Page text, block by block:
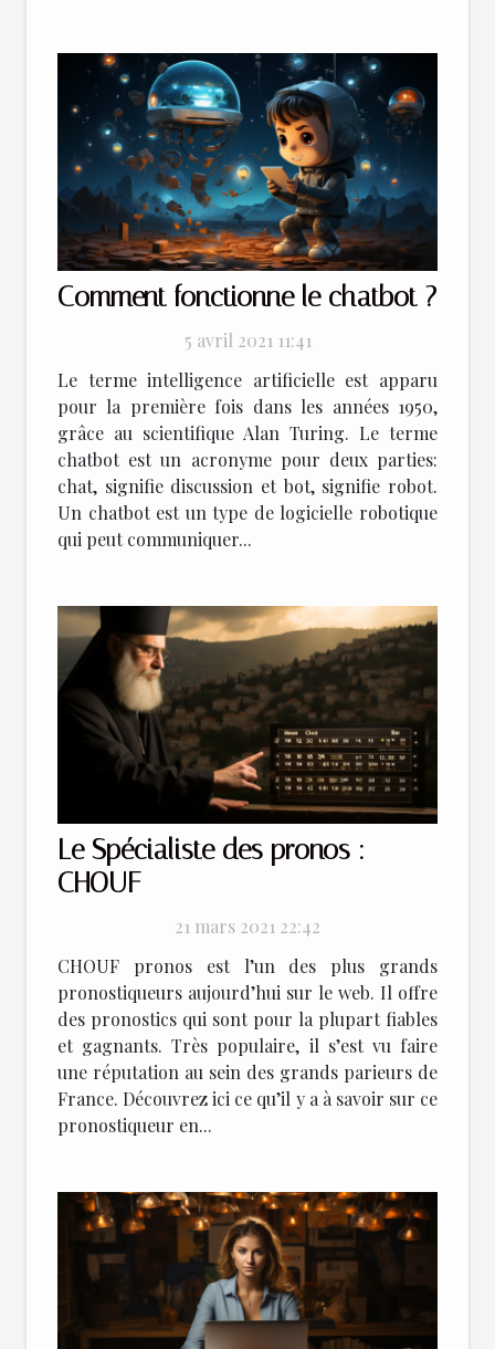
Comment fonctionne le chatbot ?
5 avril 2021 11:41
Le terme intelligence artificielle est apparu
pour la première fois dans les années 1950,
grâce au scientifique Alan Turing. Le terme
chatbot est un acronyme pour deux parties:
chat, signifie discussion et bot, signifie robot.
Un chatbot est un type de logicielle robotique
qui peut communiquer...
Le Spécialiste des pronos :
CHOUF
21 mars 2021 22:42
CHOUF pronos est l’un des plus grands
pronostiqueurs aujourd’hui sur le web. Il offre
des pronostics qui sont pour la plupart fiables
et gagnants. Très populaire, il s’est vu faire
une réputation au sein des grands parieurs de
France. Découvrez ici ce qu’il y a à savoir sur ce
pronostiqueur en...